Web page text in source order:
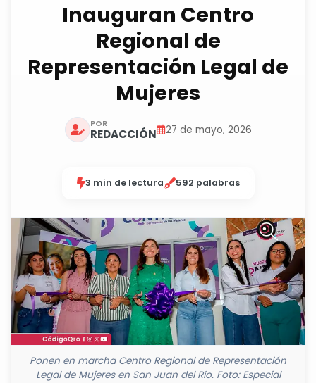
Inauguran Centro
Regional de
Representación Legal de
Mujeres
POR
REDACCIÓN 27 de mayo, 2026
3 min de lectura 592 palabras
Ponen en marcha Centro Regional de Representación
Legal de Mujeres en San Juan del Río. Foto: Especial